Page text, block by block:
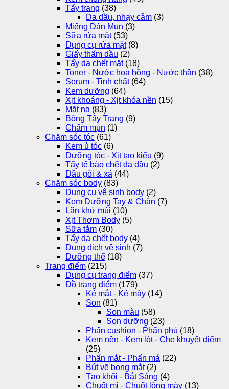
Tẩy trang (38)
Da dầu, nhạy cảm (3)
Miếng Dán Mụn (3)
Sữa rửa mặt (53)
Dụng cụ rửa mặt (8)
Giấy thấm dầu (2)
Tẩy da chết mặt (18)
Toner - Nước hoa hồng - Nước thần (38)
Serum - Tinh chất (64)
Kem dưỡng (64)
Xịt khoáng - Xịt khóa nền (15)
Mặt nạ (83)
Bông Tẩy Trang (9)
Chấm mụn (1)
Chăm sóc tóc (61)
Kem ủ tóc (6)
Dưỡng tóc - Xịt tạo kiểu (9)
Tẩy tế bào chết da đầu (2)
Dầu gôi & xả (44)
Chăm sóc body (83)
Dụng cụ vệ sinh body (2)
Kem Dưỡng Tay & Chân (7)
Lăn khử mùi (10)
Xịt Thơm Body (5)
Sữa tắm (30)
Tẩy da chết body (4)
Dung dịch vệ sinh (7)
Dưỡng thể (18)
Trang điểm (215)
Dụng cụ trang điểm (37)
Đồ trang điểm (179)
Kẻ mắt - Kẻ mày (14)
Son (81)
Son màu (58)
Son dưỡng (23)
Phấn cushion - Phấn phủ (18)
Kem nền - Kem lót - Che khuyết điểm
(25)
Phấn mắt - Phấn má (22)
Bút vẽ bọng mắt (2)
Tạo khối - Bắt Sáng (4)
Chuốt mi - Chuốt lông mày (13)